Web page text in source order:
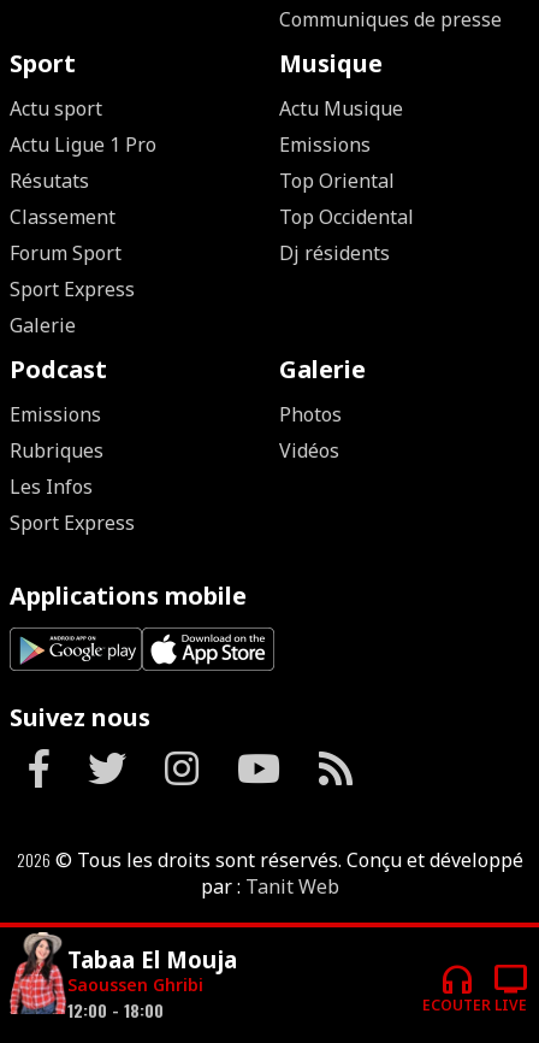
Communiques de presse
Sport
Actu sport
Actu Ligue 1 Pro
Résutats
Classement
Forum Sport
Sport Express
Galerie
Musique
Actu Musique
Emissions
Top Oriental
Top Occidental
Dj résidents
Podcast
Emissions
Rubriques
Les Infos
Sport Express
Galerie
Photos
Vidéos
Applications mobile
Suivez nous
2026 © Tous les droits sont réservés. Conçu et développé
par : Tanit Web
Tabaa El Mouja
Saoussen Ghribi
12:00 - 18:00
headphones
ECOUTER
tv
LIVE